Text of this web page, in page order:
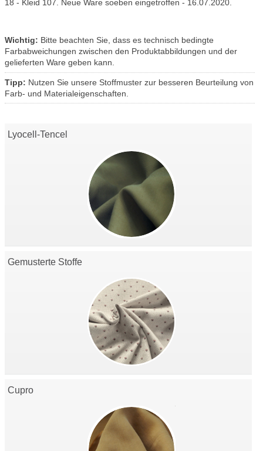
18 - Kleid 107. Neue Ware soeben eingetroffen - 16.07.2020.
Wichtig: Bitte beachten Sie, dass es technisch bedingte
Farbabweichungen zwischen den Produktabbildungen und der
gelieferten Ware geben kann.
Tipp: Nutzen Sie unsere Stoffmuster zur besseren Beurteilung von
Farb- und Materialeigenschaften.
Lyocell-Tencel
Gemusterte Stoffe
Cupro